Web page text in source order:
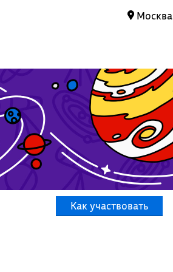
Москва
Как участвовать